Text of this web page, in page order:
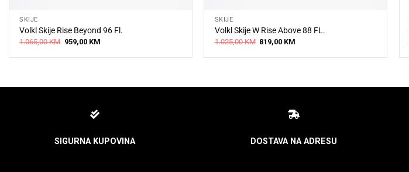
SKIJE
Volkl Skije Rise Beyond 96 Fl.
1.065,00KM Original
price
959,00 KMCurrent
SKIJE
Volkl Skije W Rise Above 88 FL.
1.025,00KM Original
price
819,00 KM
SIGURNA KUPOVINA DOSTAVA NA ADRESU